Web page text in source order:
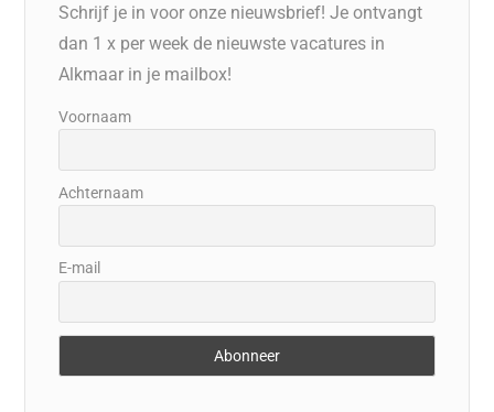
Schrijf je in voor onze nieuwsbrief! Je ontvangt
dan 1 x per week de nieuwste vacatures in
Alkmaar in je mailbox!
Voornaam
Achternaam
E-mail